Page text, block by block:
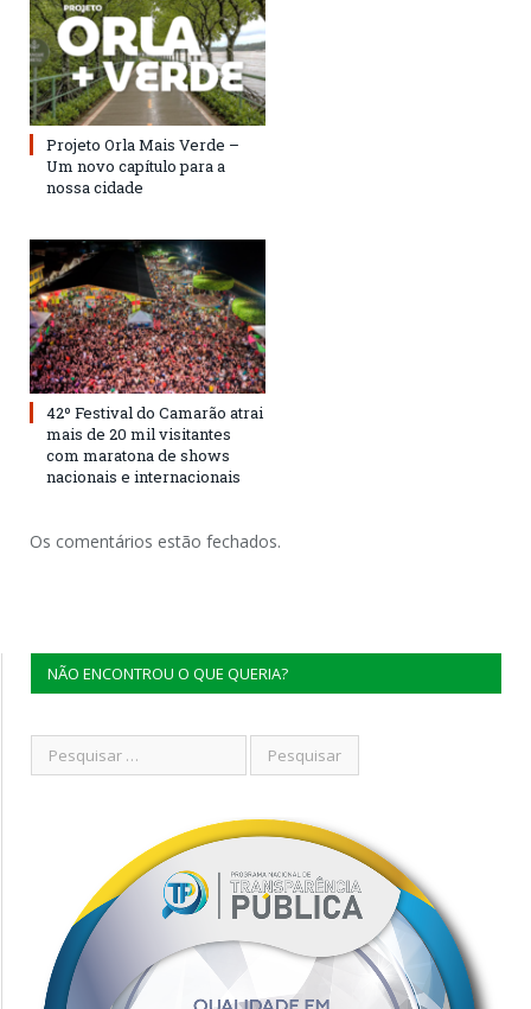
Projeto Orla Mais Verde –
Um novo capítulo para a
nossa cidade
42º Festival do Camarão atrai
mais de 20 mil visitantes
com maratona de shows
nacionais e internacionais
Os comentários estão fechados.
NÃO ENCONTROU O QUE QUERIA?